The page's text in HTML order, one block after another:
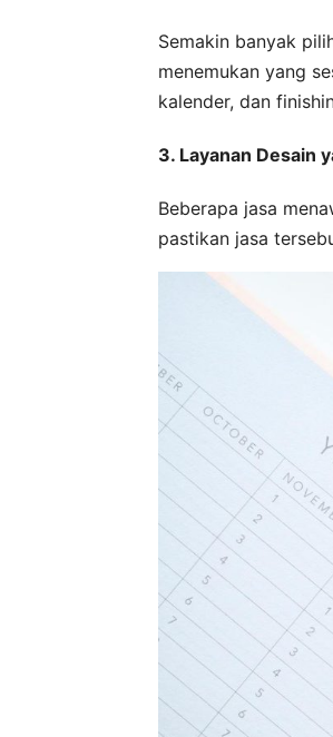
Semakin banyak
menemukan yang
kalender, dan
3. Layanan Desain
Beberapa jasa
pastikan jasa